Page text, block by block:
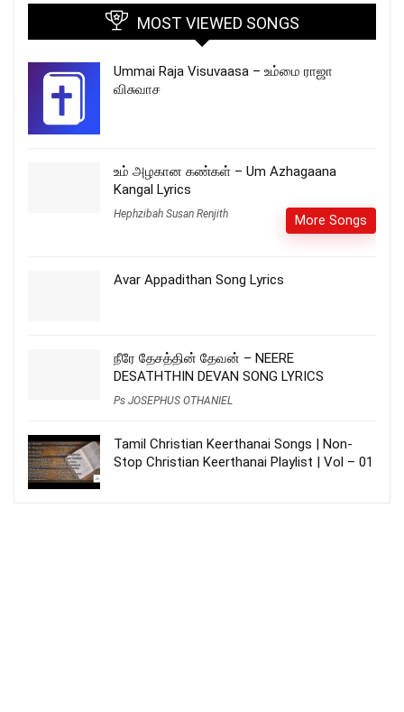
MOST VIEWED SONGS
Ummai Raja Visuvaasa – உம்மை ராஜா
விசுவாச
உம் அழகான கண்கள் – Um Azhagaana
Kangal Lyrics
Hephzibah Susan Renjith More Songs
Avar Appadithan Song Lyrics
நீரே தேசத்தின் தேவன் – NEERE
DESATHTHIN DEVAN SONG LYRICS
Ps JOSEPHUS OTHANIEL
Tamil Christian Keerthanai Songs | Non-
Stop Christian Keerthanai Playlist | Vol – 01